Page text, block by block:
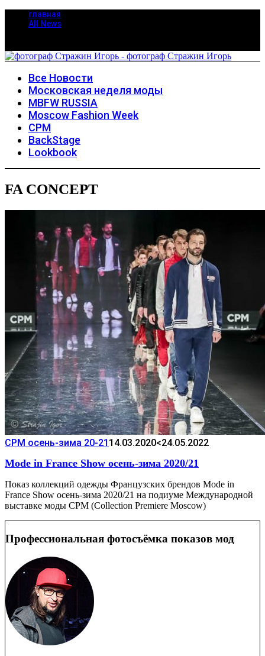
главная
All News
Все Новости
Московская неделя моды
MBFW RUSSIA
Moscow Fashion Week
CPM
BackStage
Lookbook
FA CONCEPT
CPM осень-зима 20-21 14.03.2020<24.05.2022
Mode in France Show осень-зима 2020/21
Показ коллекций одежды Французских брендов Mode in
France Show осень-зима 2020/21 на подиуме Международной
выставке моды CPM (Collection Premiere Moscow)
Профессиональная фотосъёмка показов мод